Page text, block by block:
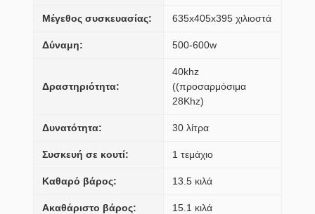
Μέγεθος συσκευασίας: 635x405x395 χιλιοστά
Δύναμη: 500-600w
Δραστηριότητα:
40khz
((προσαρμόσιμα
28Khz)
Δυνατότητα: 30 λίτρα
Συσκευή σε κουτί: 1 τεμάχιο
Καθαρό βάρος: 13.5 κιλά
Ακαθάριστο βάρος: 15.1 κιλά